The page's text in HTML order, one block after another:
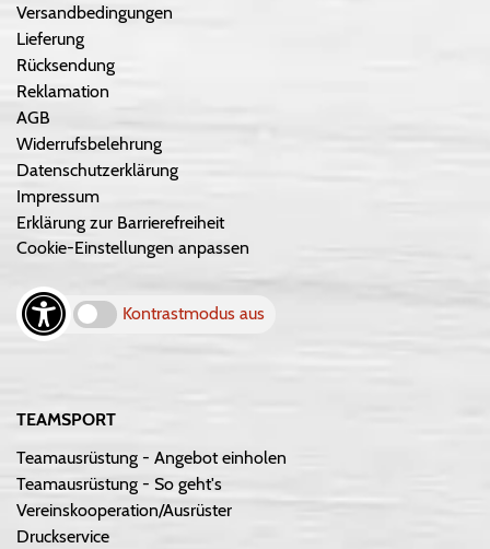
Versandbedingungen
Lieferung
Rücksendung
Reklamation
AGB
Widerrufsbelehrung
Datenschutzerklärung
Impressum
Erklärung zur Barrierefreiheit
Cookie-Einstellungen anpassen
Kontrastmodus aus
TEAMSPORT
Teamausrüstung - Angebot einholen
Teamausrüstung - So geht's
Vereinskooperation/Ausrüster
Druckservice